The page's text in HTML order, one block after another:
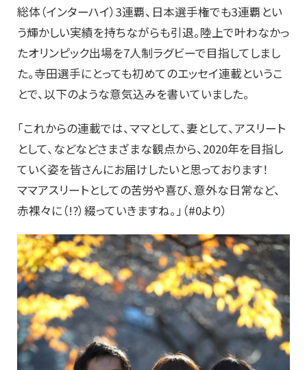
総体（インターハイ）3連覇、日本選手権でも3連覇とい
う輝かしい実績を持ちながらも引退。陸上で叶わなかっ
たオリンピック出場を7人制ラグビーで目指してしまし
た。寺田選手にとっても初めてのエッセイ連載というこ
とで、以下のような意気込みを書いていました。
「これからの連載では、ママとして、妻として、アスリート
として、などなどさまざまな観点から、2020年を目指し
ていく姿を皆さんにお届けしたいと思っております！
ママアスリートとしての苦労や喜び、意外な日常など、
赤裸々に（!?）綴っていきますね。」（#0より）